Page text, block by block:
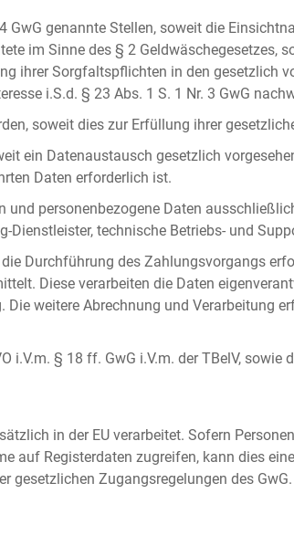
GwG genannte Stellen, soweit die
im Sinne des § 2 Geldwäschegesetzes,
ihrer Sorgfaltspflichten in den gesetzlich
i.S.d. § 23 Abs. 1 S. 1 Nr. 3 GwG
soweit dies zur Erfüllung ihrer
ein Datenaustausch gesetzlich
Daten erforderlich ist.
personenbezogene Daten
Dienstleister, technische Betriebs- und
Durchführung des Zahlungsvorgangs
Diese verarbeiten die Daten
weitere Abrechnung und Verarbeitung
i.V.m. § 18 ff. GwG i.V.m. der TBelV, sowie
in der EU verarbeitet. Sofern
auf Registerdaten zugreifen, kann dies
gesetzlichen Zugangsregelungen des GwG.